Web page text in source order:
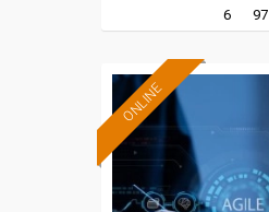
6 97
ONLINE